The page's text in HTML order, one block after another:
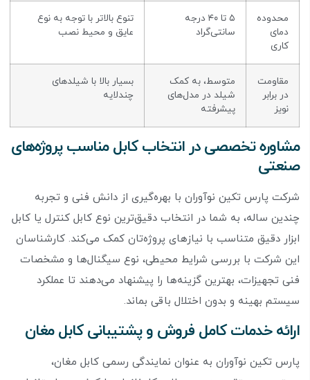
محدوده
دمای
کاری
۵ تا ۴۰ درجه
سانتی‌گراد
تنوع بالاتر با توجه به نوع
عایق و محیط نصب
مقاومت
در برابر
نویز
متوسط، به کمک
شیلد در مدل‌های
پیشرفته
بسیار بالا با شیلدهای
چندلایه
مشاوره تخصصی در انتخاب کابل مناسب پروژه‌های
صنعتی
شرکت پارس تکین نوآوران با بهره‌گیری از دانش فنی و تجربه
چندین ساله، به شما در انتخاب دقیق‌ترین نوع کابل کنترل یا کابل
ابزار دقیق متناسب با نیازهای پروژه‌تان کمک می‌کند. کارشناسان
این شرکت با بررسی شرایط محیطی، نوع سیگنال‌ها و مشخصات
فنی تجهیزات، بهترین گزینه‌ها را پیشنهاد می‌دهند تا عملکرد
سیستم بهینه و بدون اختلال باقی بماند.
ارائه خدمات کامل فروش و پشتیبانی کابل مغان
پارس تکین نوآوران به عنوان نمایندگی رسمی کابل مغان،